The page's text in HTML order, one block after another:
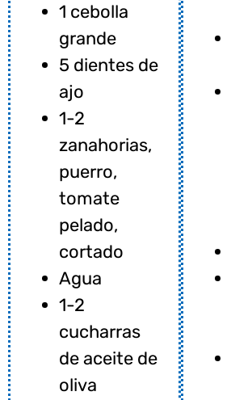
1 cebolla
grande
5 dientes de
ajo
1-2
zanahorias,
puerro,
tomate
pelado,
cortado
Agua
1-2
cucharras
de aceite de
oliva